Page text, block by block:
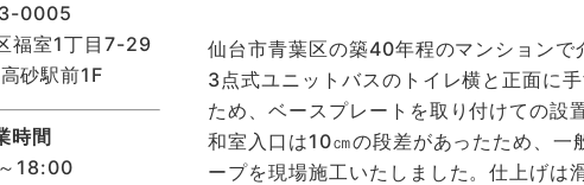
仙台市青葉区の築40年程のマンションで
3点式ユニットバスのトイレ横と正面に
ため、ベースプレートを取り付けての設
和室入口は10㎝の段差があったため、一
ープを現場施工いたしました。仕上げは
0005
福室1丁目7-29
砂駅前1F
時間
18:00